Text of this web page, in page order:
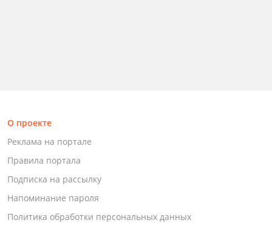
О проекте
Реклама на портале
Правила портала
Подписка на рассылку
Напоминание пароля
Политика обработки персональных данных